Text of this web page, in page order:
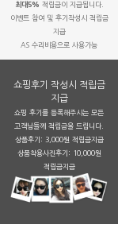
최대5% 적립금이 지급됩니다.
이벤트 참여 및 후기작성시 적립금
지급
AS 수리비용으로 사용가능
쇼핑후기 작성시 적립금
지급
쇼핑 후기를 등록해주시는 모든
고객님들께 적립금을 드립니다.
상품후기: 3,000원 적립금지급
상품착용사진후기: 10,000원
적립금지금